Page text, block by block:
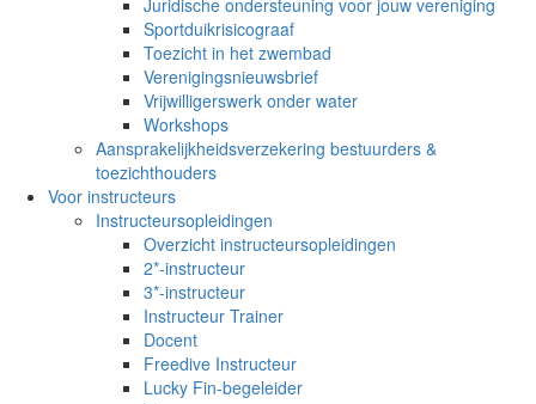
Sportduikrisicograaf
Toezicht in het zwembad
Verenigingsnieuwsbrief
Vrijwilligerswerk onder water
Workshops
Aansprakelijkheidsverzekering bestuurders &
toezichthouders
Voor instructeurs
Instructeursopleidingen
Overzicht instructeursopleidingen
2*-instructeur
3*-instructeur
Instructeur Trainer
Docent
Freedive Instructeur
Lucky Fin-begeleider